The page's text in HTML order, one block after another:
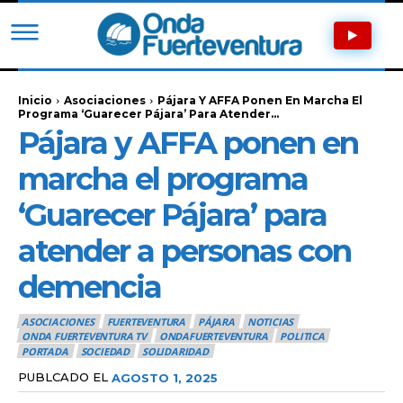
Inicio Asociaciones
Pájara Y AFFA Ponen En Marcha El
Programa ‘Guarecer Pájara’ Para Atender...
Pájara y AFFA ponen en
marcha el programa
‘Guarecer Pájara’ para
atender a personas con
demencia
ASOCIACIONES FUERTEVENTURA PÁJARA
NOTICIAS
ONDA FUERTEVENTURA TV
ONDAFUERTEVENTURA
POLITICA
PORTADA
SOCIEDAD SOLIDARIDAD
PUBLCADO EL AGOSTO 1, 2025